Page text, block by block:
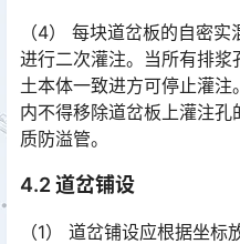
（4） 每块道岔板的自密
进行二次灌注。当所有排
土本体一致进方可停止灌
内不得移除道岔板上灌注
质防溢管。󠅅󠅃󠄵󠅂󠄪󠇖󠆨󠆨󠇕󠆞󠆒󠅬󠇘󠆭󠆘󠇙󠆝󠅵󠇗󠆭󠆁󠄐󠇗󠅹󠅸󠇖󠆍󠅳󠇖󠅹󠅰󠇖󠆌󠅹
4.2 道岔铺设
（1） 道岔铺设应根据坐